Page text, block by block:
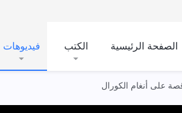
الصفحة الرئيسية الكتب فيديوهات
على أنغام الكورال